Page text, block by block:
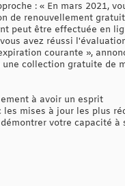
: « En mars 2021,
de renouvellement
peut être effectuée en
avez réussi
courante »,
collection gratuite de
à avoir un esprit
mises à jour les plus
votre capacité à